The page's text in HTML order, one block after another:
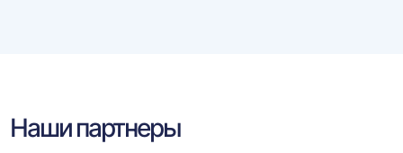
Наши партнеры